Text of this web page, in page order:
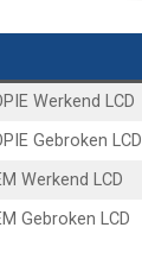
Werkend LCD
Gebroken LCD
Werkend LCD
Gebroken LCD